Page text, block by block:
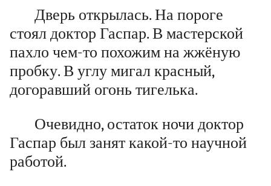
Дверь открылась. На пороге
стоял доктор Гаспар. В мастерской
пахло чем-то похожим на жжёную
пробку. В углу мигал красный,
догоравший огонь тигелька.
Очевидно, остаток ночи доктор
Гаспар был занят какой-то научной
работой.